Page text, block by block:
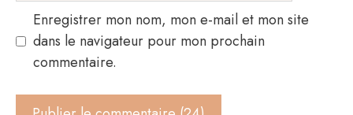
Enregistrer mon nom, mon e-mail et mon site
dans le navigateur pour mon prochain
commentaire.